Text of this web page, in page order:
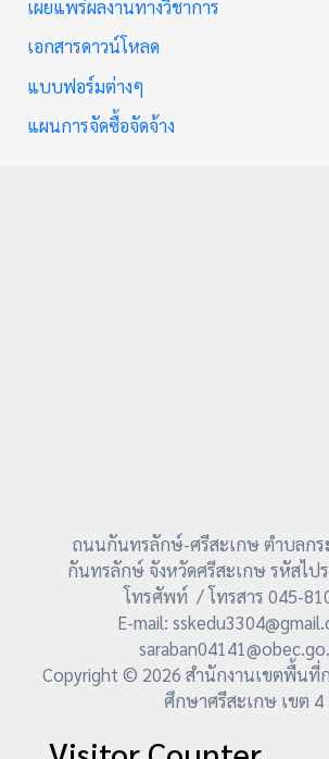
เผยแพร่ผลงานทางวิชาการ
เอกสารดาวน์โหลด
แบบฟอร์มต่างๆ
แผนการจัดซื้อจัดจ้าง
ถนนกันทรลักษ์-ศรีสะเกษ ตำบลกร
กันทรลักษ์ จังหวัดศรีสะเกษ รหัสไป
โทรศัพท์ / โทรสาร 045-
E-mail:
Copyright © 2026 สำนักงานเขตพื้นที่
ศึกษาศรีสะเกษ เขต 4